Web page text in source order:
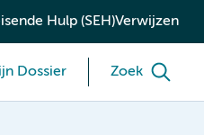
Hulp (SEH)Verwijzen
Dossier Zoek